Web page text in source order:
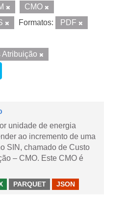
CMO
Formatos:
PDF
Atribuição
unidade de energia
ao incremento de uma
SIN, chamado de Custo
– CMO. Este CMO é
PARQUET JSON